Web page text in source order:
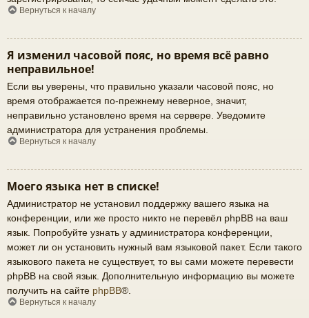
Вернуться к началу
Я изменил часовой пояс, но время всё равно
неправильное!
Если вы уверены, что правильно указали часовой пояс, но
время отображается по-прежнему неверное, значит,
неправильно установлено время на сервере. Уведомите
администратора для устранения проблемы.
Вернуться к началу
Моего языка нет в списке!
Администратор не установил поддержку вашего языка на
конференции, или же просто никто не перевёл phpBB на ваш
язык. Попробуйте узнать у администратора конференции,
может ли он установить нужный вам языковой пакет. Если такого
языкового пакета не существует, то вы сами можете перевести
phpBB на свой язык. Дополнительную информацию вы можете
получить на сайте phpBB®.
Вернуться к началу